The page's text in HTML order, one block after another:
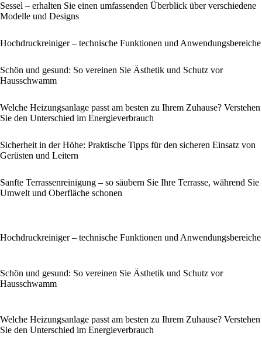
Sessel – erhalten Sie einen umfassenden Überblick über verschiedene
Modelle und Designs
Hochdruckreiniger – technische Funktionen und Anwendungsbereiche
Schön und gesund: So vereinen Sie Ästhetik und Schutz vor
Hausschwamm
Welche Heizungsanlage passt am besten zu Ihrem Zuhause? Verstehen
Sie den Unterschied im Energieverbrauch
Sicherheit in der Höhe: Praktische Tipps für den sicheren Einsatz von
Gerüsten und Leitern
Sanfte Terrassenreinigung – so säubern Sie Ihre Terrasse, während Sie
Umwelt und Oberfläche schonen
Hochdruckreiniger – technische Funktionen und Anwendungsbereiche
Schön und gesund: So vereinen Sie Ästhetik und Schutz vor
Hausschwamm
Welche Heizungsanlage passt am besten zu Ihrem Zuhause? Verstehen
Sie den Unterschied im Energieverbrauch